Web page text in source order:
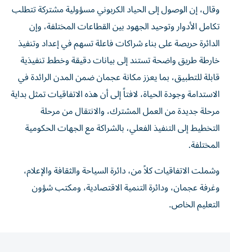
وقال، إن الوصول إلى الحياد الكربوني مسؤولية مشتركة تتطلب
تكامل الأدوار وتوحيد الجهود بين القطاعات المختلفة، وإن
الدائرة حريصة على بناء شراكات فاعلة تسهم في إعداد وتنفيذ
خارطة طريق واضحة تستند إلى بيانات دقيقة وخطط تنفيذية
قابلة للتطبيق، بما يعزز مكانة عجمان ضمن المدن الرائدة في
الاستدامة وجودة الحياة، لافتاً إلى أن هذه الاتفاقيات تمثل بداية
مرحلة جديدة من العمل المشترك، والانتقال من مرحلة
التخطيط إلى التنفيذ الفعلي، بالشراكة مع الجهات الحكومية
المختلفة.
وشملت الاتفاقيات كلاً من، دائرة السياحة والثقافة والإعلام،
وغرفة عجمان، ودائرة التنمية الاقتصادية، ومكتب شؤون
التعليم الخاص.